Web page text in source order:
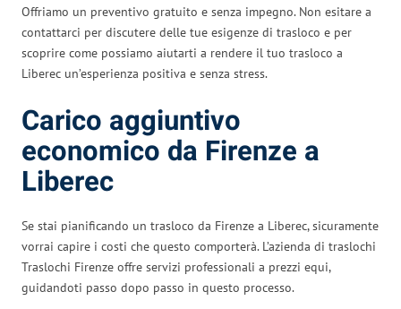
Offriamo un preventivo gratuito e senza impegno. Non esitare a
contattarci per discutere delle tue esigenze di trasloco e per
scoprire come possiamo aiutarti a rendere il tuo trasloco a
Liberec un’esperienza positiva e senza stress.
Carico aggiuntivo
economico da Firenze a
Liberec
Se stai pianificando un trasloco da Firenze a Liberec, sicuramente
vorrai capire i costi che questo comporterà. L’azienda di traslochi
Traslochi Firenze offre servizi professionali a prezzi equi,
guidandoti passo dopo passo in questo processo.